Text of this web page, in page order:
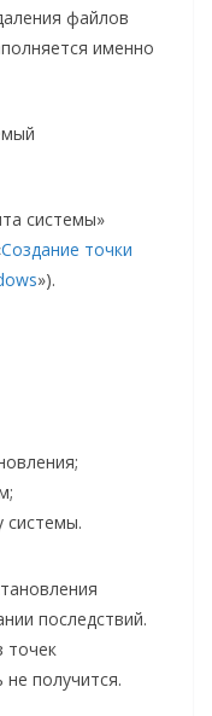
файлов
именно
системы»
Создание точки
»).
системы.
последствий.
точек
получится.